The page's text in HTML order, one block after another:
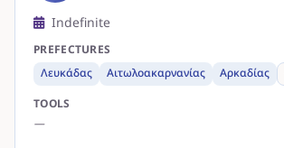
Indefinite
PREFECTURES
Λευκάδας
Αιτωλοακαρνανίας Αρκαδίας
TOOLS
—